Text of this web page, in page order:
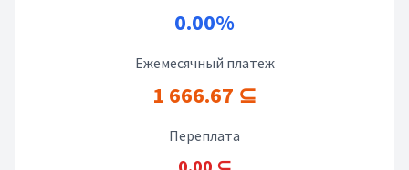
0.00%
Ежемесячный платеж
1 666.67 ⊆
Переплата